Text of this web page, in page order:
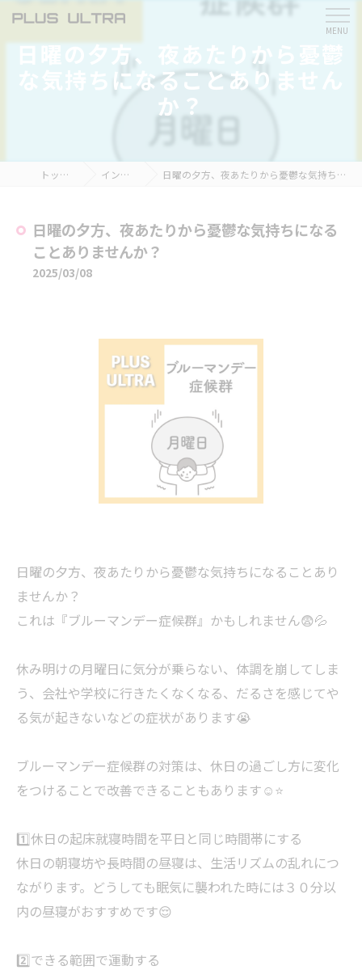
日曜の夕方、夜あたりから憂鬱
な気持ちになることありません
か？
トップページ インスタ掲載 日曜の夕方、夜あたりから憂鬱な気持ちになることありませんか？
日曜の夕方、夜あたりから憂鬱な気持ちになる
ことありませんか？
2025/03/08
日曜の夕方、夜あたりから憂鬱な気持ちになることあり
ませんか？
これは『ブルーマンデー症候群』かもしれません😨💦
休み明けの月曜日に気分が乗らない、体調を崩してしま
う、会社や学校に行きたくなくなる、だるさを感じてや
る気が起きないなどの症状があります😭
ブルーマンデー症候群の対策は、休日の過ごし方に変化
をつけることで改善できることもあります☺️⭐️
1️⃣休日の起床就寝時間を平日と同じ時間帯にする
休日の朝寝坊や長時間の昼寝は、生活リズムの乱れにつ
ながります。どうしても眠気に襲われた時には３０分以
内の昼寝がおすすめです😌
2️⃣できる範囲で運動する